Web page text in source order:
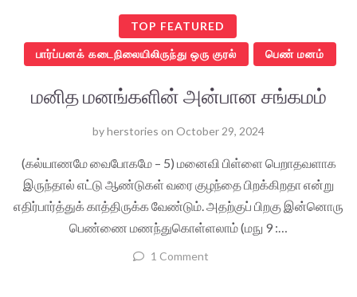
TOP FEATURED
பார்ப்பனக் கடைநிலையிலிருந்து ஒரு குரல் பெண் மனம்
மனித மனங்களின் அன்பான சங்கமம்
byherstories on October 29, 2024
(கல்யாணமே வைபோகமே – 5) மனைவி பிள்ளை பெறாதவளாக
இருந்தால் எட்டு ஆண்டுகள் வரை குழந்தை பிறக்கிறதா என்று
எதிர்பார்த்துக் காத்திருக்க வேண்டும். அதற்குப் பிறகு இன்னொரு
பெண்ணை மணந்துகொள்ளலாம் (மநு 9 :…
1 Comment